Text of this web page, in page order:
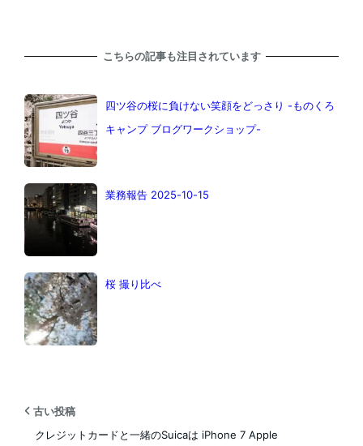
こちらの記事も注目されています
四ツ谷の桜に負けない笑顔をどっさり -ものくろ
キャンプ ブログワークショップ-
業務報告 2025-10-15
桜 撮り比べ
古い投稿
クレジットカードと一緒のSuicaは iPhone 7 Apple